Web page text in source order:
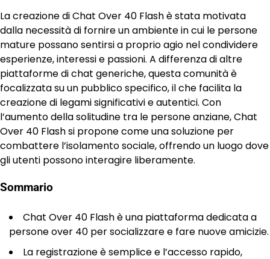
La creazione di Chat Over 40 Flash è stata motivata
dalla necessità di fornire un ambiente in cui le persone
mature possano sentirsi a proprio agio nel condividere
esperienze, interessi e passioni. A differenza di altre
piattaforme di chat generiche, questa comunità è
focalizzata su un pubblico specifico, il che facilita la
creazione di legami significativi e autentici. Con
l’aumento della solitudine tra le persone anziane, Chat
Over 40 Flash si propone come una soluzione per
combattere l’isolamento sociale, offrendo un luogo dove
gli utenti possono interagire liberamente.
Sommario
Chat Over 40 Flash è una piattaforma dedicata a
persone over 40 per socializzare e fare nuove amicizie.
La registrazione è semplice e l’accesso rapido,